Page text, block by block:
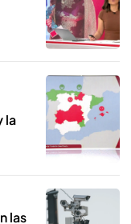
la
las